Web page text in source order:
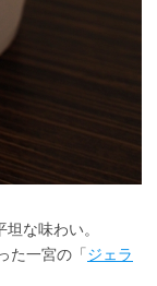
な味わい。
た一宮の「ジェラ